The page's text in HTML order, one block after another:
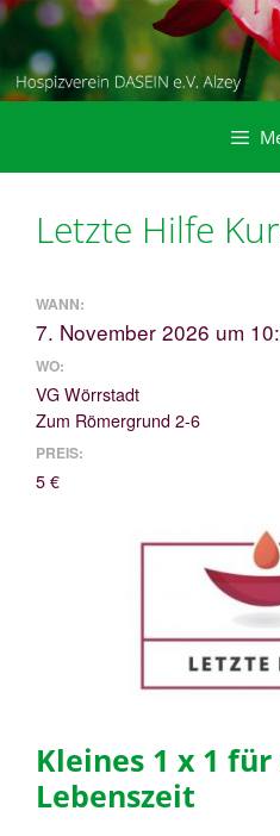
Zum
springen
Letzte Hilfe
WANN:
7. November 2026 um
WO:
VG Wörrstadt
Zum Römergrund 2-6
PREIS:
5 €
Kleines 1 x 1
Lebenszeit